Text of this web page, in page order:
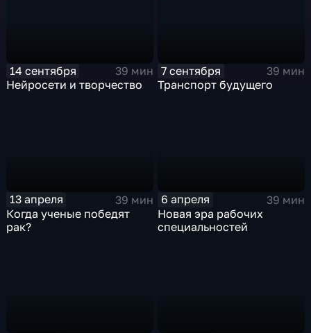
14 сентября
39 мин
Нейросети и творчество
7 сентября
39 мин
Транспорт будущего
13 апреля
39 мин
Когда ученые победят
рак?
6 апреля
39 мин
Новая эра рабочих
специальностей